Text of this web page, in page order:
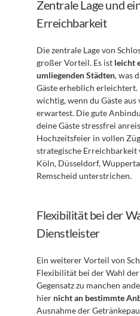
Zentrale Lage und
Erreichbarkeit
Die zentrale Lage von
großer Vorteil. Es ist leicht
umliegenden Städten, was
Gäste erheblich erleichtert.
wichtig, wenn du Gäste aus
erwartest. Die gute
deine Gäste stressfrei
Hochzeitsfeier in vollen
strategische Erreichbarkeit
Köln, Düsseldorf,
Remscheid unterstrichen.
Flexibilität bei der
Dienstleister
Ein weiterer Vorteil von
Flexibilität bei der Wahl
Gegensatz zu manchen
hier nicht an bestimmte
Ausnahme der